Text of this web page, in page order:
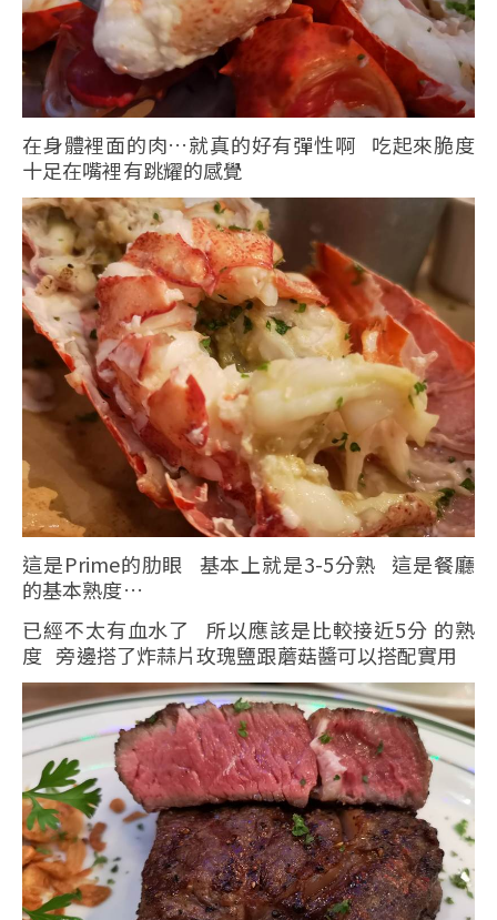
在身體裡面的肉…就真的好有彈性啊 吃起來脆度
十足在嘴裡有跳耀的感覺
這是Prime的肋眼 基本上就是3-5分熟 這是餐廳
的基本熟度…
已經不太有血水了 所以應該是比較接近5分 的熟
度 旁邊搭了炸蒜片玫瑰鹽跟蘑菇醬可以搭配實用